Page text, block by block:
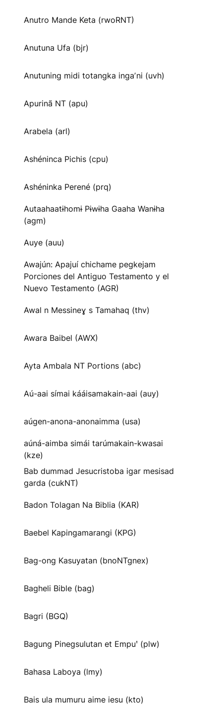
Anutro Mande Keta (rwoRNT)
Anutuna Ufa (bjr)
Anutuning midi totangka ingaʼni (uvh)
Apurinã NT (apu)
Arabela (arl)
Ashéninca Pichis (cpu)
Ashéninka Perené (prq)
Autaahaatɨhomɨ Pɨwɨha Gaaha Wanɨha
(agm)
Auye (auu)
Awajún: Apajuí chichame pegkejam
Porciones del Antiguo Testamento y el
Nuevo Testamento (AGR)
Awal n Messineɣ s Tamahaq (thv)
Awara Baibel (AWX)
Ayta Ambala NT Portions (abc)
Aú-aai símai kááisamakain-aai (auy)
aúgen-anona-anonaimma (usa)
aúná-aimba simái tarúmakain-kwasai
(kze)
Bab dummad Jesucristoba igar mesisad
garda (cukNT)
Badon Tolagan Na Biblia (KAR)
Baebel Kapingamarangi (KPG)
Bag-ong Kasuyatan (bnoNTgnex)
Bagheli Bible (bag)
Bagri (BGQ)
Bagung Pinegsulutan et Empuꞌ (plw)
Bahasa Laboya (lmy)
Bais ula mumuru aime iesu (kto)